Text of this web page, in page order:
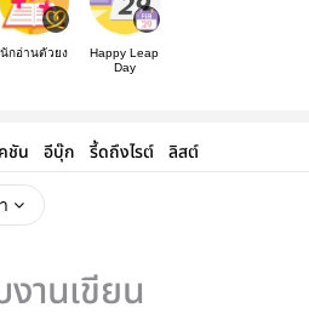
นักอ่านตัวยง
Happy Leap
Day
ชัน อีบุ๊ก รี้ดถึงไรต์ ลิสต์
านเขียน